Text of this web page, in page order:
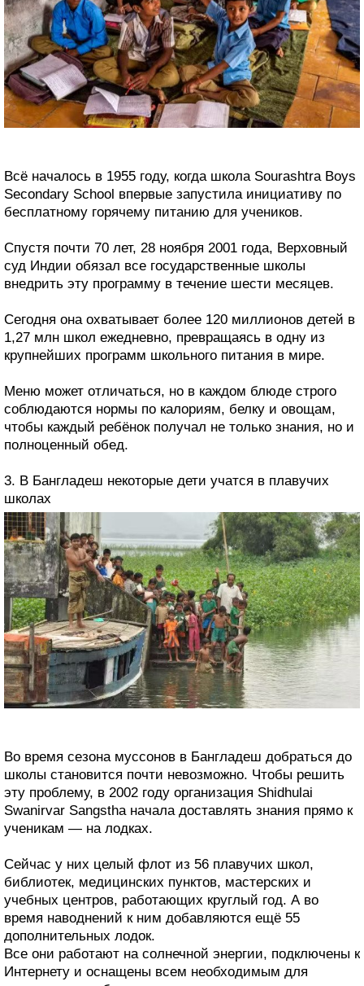
Всё началось в 1955 году, когда школа Sourashtra Boys
Secondary School впервые запустила инициативу по
бесплатному горячему питанию для учеников.
Спустя почти 70 лет, 28 ноября 2001 года, Верховный
суд Индии обязал все государственные школы
внедрить эту программу в течение шести месяцев.
Сегодня она охватывает более 120 миллионов детей в
1,27 млн школ ежедневно, превращаясь в одну из
крупнейших программ школьного питания в мире.
Меню может отличаться, но в каждом блюде строго
соблюдаются нормы по калориям, белку и овощам,
чтобы каждый ребёнок получал не только знания, но и
полноценный обед.
3. В Бангладеш некоторые дети учатся в плавучих
школах
Во время сезона муссонов в Бангладеш добраться до
школы становится почти невозможно. Чтобы решить
эту проблему, в 2002 году организация Shidhulai
Swanirvar Sangstha начала доставлять знания прямо к
ученикам — на лодках.
Сейчас у них целый флот из 56 плавучих школ,
библиотек, медицинских пунктов, мастерских и
учебных центров, работающих круглый год. А во
время наводнений к ним добавляются ещё 55
дополнительных лодок.
Все они работают на солнечной энергии, подключены к
Интернету и оснащены всем необходимым для